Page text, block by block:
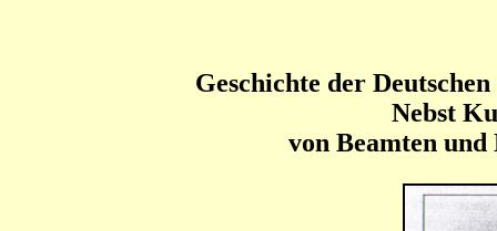
Geschichte der
Nebst
von Beamten